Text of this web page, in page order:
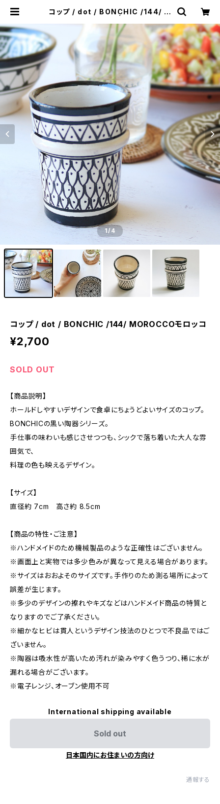
コップ / dot / BONCHIC /144/ M
1/4
コップ / dot / BONCHIC /144/ MOROCCOモロッコ
¥2,700
SOLD OUT
【商品説明】
ホールドしやすいデザインで食卓にちょうどよいサイズのコップ。
BONCHICの黒い陶器シリーズ。
手仕事の味わいも感じさせつつも、シックで落ち着いた大人な雰
囲気で、
料理の色も映えるデザイン。
【サイズ】
直径約 7cm 高さ約 8.5cm
【商品の特性・ご注意】
※ハンドメイドのため機械製品のような正確性はございません。
※画面上と実物では多少色みが異なって見える場合があります。
※サイズはおおよそのサイズです。手作りのため測る場所によって
誤差が生じます。
※多少のデザインの擦れやキズなどはハンドメイド商品の特質と
なりますのでご了承ください。
※細かなヒビは貫人というデザイン技法のひとつで不良品ではご
ざいません。
※陶器は吸水性が高いため汚れが染みやすく色うつり、稀に水が
漏れる場合がございます。
※電子レンジ、オーブン使用不可
International shipping available
Sold out
日本国内にお住まいの方向け
通報する